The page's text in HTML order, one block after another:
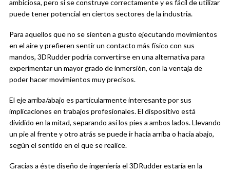
ambiciosa, pero si se construye correctamente y es fácil de utilizar
puede tener potencial en ciertos sectores de la industria.
Para aquellos que no se sienten a gusto ejecutando movimientos
en el aire y prefieren sentir un contacto más físico con sus
mandos, 3DRudder podría convertirse en una alternativa para
experimentar un mayor grado de inmersión, con la ventaja de
poder hacer movimientos muy precisos.
El eje arriba/abajo es particularmente interesante por sus
implicaciones en trabajos profesionales. El dispositivo está
dividido en la mitad, separando así los pies a ambos lados. Llevando
un pie al frente y otro atrás se puede ir hacia arriba o hacia abajo,
según el sentido en el que se realice.
Gracias a éste diseño de ingeniería el 3DRudder estaría en la